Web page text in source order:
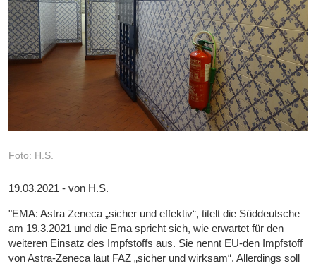
Foto: H.S.
19.03.2021 - von H.S.
"EMA: Astra Zeneca „sicher und effektiv“, titelt die Süddeutsche
am 19.3.2021 und die Ema spricht sich, wie erwartet für den
weiteren Einsatz des Impfstoffs aus. Sie nennt EU-den Impfstoff
von Astra-Zeneca laut FAZ „sicher und wirksam“. Allerdings soll